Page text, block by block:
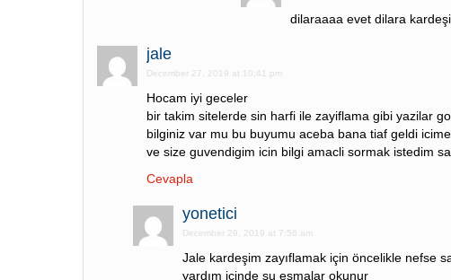
dilaraaaa evet dilara
jale
December 27, 2019 at 10:41 pm
Hocam iyi geceler
bir takim sitelerde sin harfi ile zayiflama gibi yazilar
bilginiz var mu bu buyumu aceba bana tiaf geldi
ve size guvendigim icin bilgi amacli sormak istedim
Cevapla
yonetici
December 29, 2019 at 7:56 am
Jale kardeşim zayıflamak için öncelikle nefse
yardım içinde şu esmalar okunur